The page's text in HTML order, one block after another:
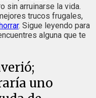
sin arruinarse la vida.
trucos frugales,
. Sigue leyendo para
alguna que te
uno